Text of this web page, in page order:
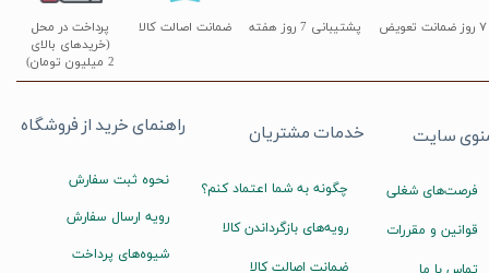
پشتیبانی 7 روز هفته
پرداخت در محل
(خریدهای بالای
2 میلیون تومان)
۷ روز ضمانت تعویض ضمانت اصالت کالا
راهنمای خرید از فروشگاه
نحوه ثبت سفارش
رویه ارسال سفارش
شیوه‌های پرداخت
خدمات مشتریان
چگونه به شما اعتماد کنم؟
رویه‌های بازگرداندن کالا
ضمانت اصالت کالا
سایت
فرصت‌های شغلی
قوانین و مقررات